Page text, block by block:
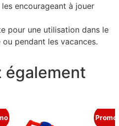
encourageant à jouer
pour une utilisation dans le
pendant les vacances.
également
Promo